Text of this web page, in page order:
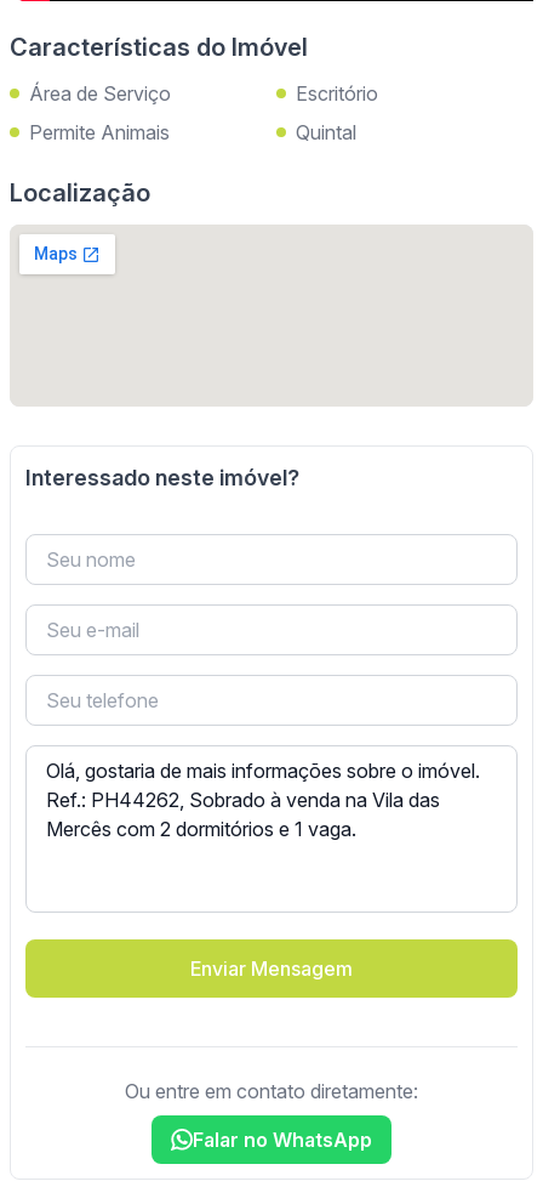
Características do Imóvel
Área de Serviço
Escritório
Permite Animais
Quintal
Localização
Interessado neste imóvel?
Enviar Mensagem
Ou entre em contato diretamente:
Falar no WhatsApp